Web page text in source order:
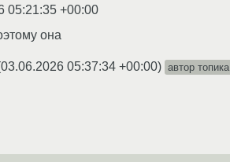
05:21:35 +00:00
она
03.06.2026 05:37:34 +00:00) автор топика